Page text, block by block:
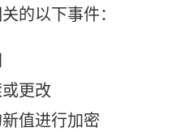
的以下事件：
更改
值进行加密